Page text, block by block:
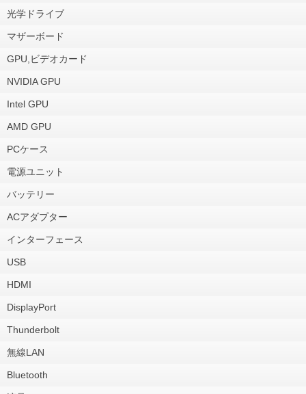
光学ドライブ
マザーボード
GPU,ビデオカード
NVIDIA GPU
Intel GPU
AMD GPU
PCケース
電源ユニット
バッテリー
ACアダプター
インターフェース
USB
HDMI
DisplayPort
Thunderbolt
無線LAN
Bluetooth